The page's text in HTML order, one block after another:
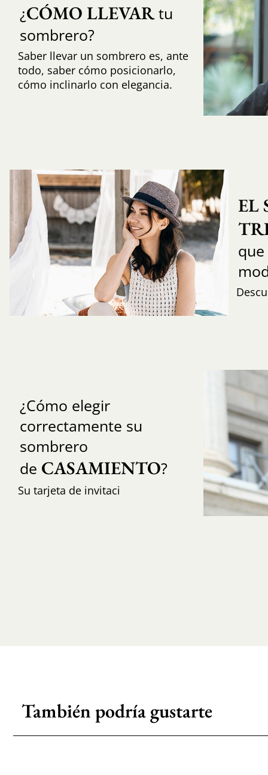
¿CÓMO LLEVARtu
sombrero?
Saber llevar un sombrero es, ante
todo, saber cómo posicionarlo,
cómo inclinarlo con elegancia.
EL
¿Cómo elegir
correctamente su
sombrero
de CASAMIENTO?
Su tarjeta de invitaci
También podría gustarte